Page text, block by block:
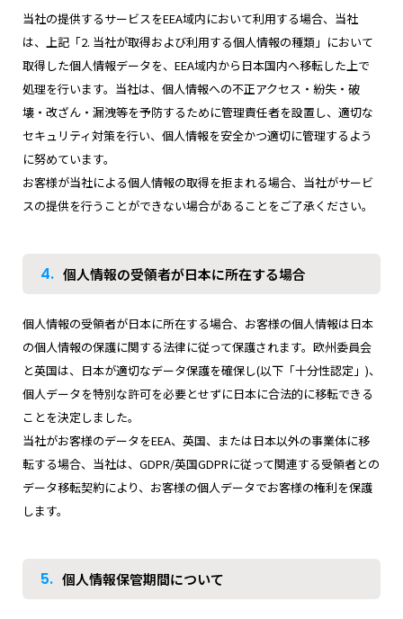
当社の提供するサービスをEEA域内において利用する場合、当社
は、上記「2. 当社が取得および利用する個人情報の種類」において
取得した個人情報データを、EEA域内から日本国内へ移転した上で
処理を行います。当社は、個人情報への不正アクセス・紛失・破
壊・改ざん・漏洩等を予防するために管理責任者を設置し、適切な
セキュリティ対策を行い、個人情報を安全かつ適切に管理するよう
に努めています。
お客様が当社による個人情報の取得を拒まれる場合、当社がサービ
スの提供を行うことができない場合があることをご了承ください。
4. 個人情報の受領者が日本に所在する場合
個人情報の受領者が日本に所在する場合、お客様の個人情報は日本
の個人情報の保護に関する法律に従って保護されます。欧州委員会
と英国は、日本が適切なデータ保護を確保し(以下「十分性認定」)、
個人データを特別な許可を必要とせずに日本に合法的に移転できる
ことを決定しました。
当社がお客様のデータをEEA、英国、または日本以外の事業体に移
転する場合、当社は、GDPR/英国GDPRに従って関連する受領者との
データ移転契約により、お客様の個人データでお客様の権利を保護
します。
5. 個人情報保管期間について